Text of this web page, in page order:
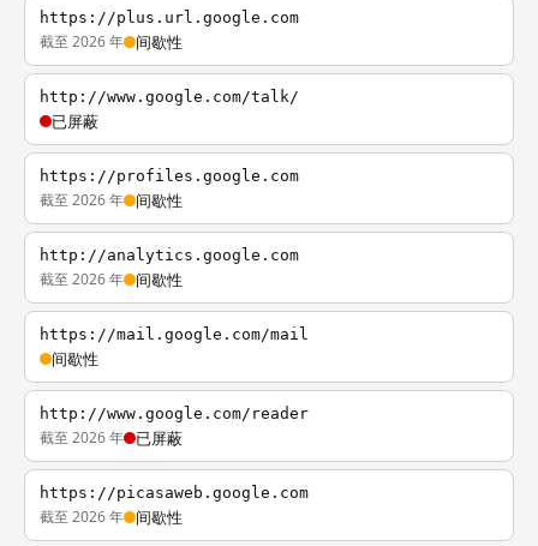
https://plus.url.google.com
截至 2026 年 间歇性
http://www.google.com/talk/
已屏蔽
https://profiles.google.com
截至 2026 年 间歇性
http://analytics.google.com
截至 2026 年 间歇性
https://mail.google.com/mail
间歇性
http://www.google.com/reader
截至 2026 年 已屏蔽
https://picasaweb.google.com
截至 2026 年 间歇性